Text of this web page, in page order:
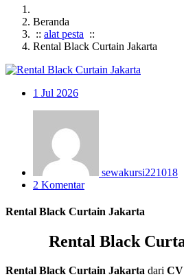
Beranda
:: alat pesta ::
Rental Black Curtain Jakarta
1 Jul 2026
sewakursi221018
2 Komentar
Rental Black Curtain Jakarta
Rental Black
Rental Black Curtain Jakarta dari CV